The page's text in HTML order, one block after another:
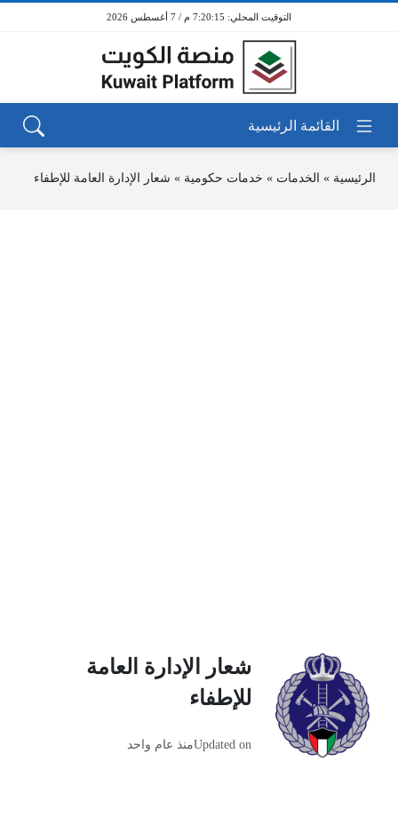
7:20:15 م / 7 أغسطس 2026
الرئيسية » الخدمات » خدمات حكومية » شعار الإدارة العامة للإطفاء
شعار الإدارة العامة
للإطفاء
Updated onمنذ عام واحد